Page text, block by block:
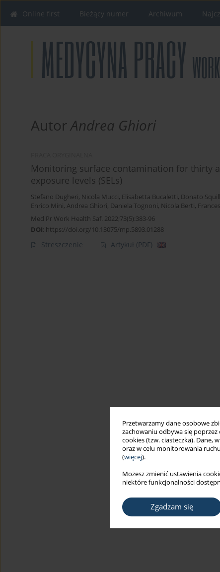
Przetwarzamy dane osobowe
zachowaniu odbywa się
cookies (tzw. ciasteczka). Dane,
oraz w celu monitorowania
(więcej).
Możesz zmienić ustawienia
niektóre funkcjonalności
Zgadzam się
Online first Bieżący numer Archiwum
AutorAndrea Ghiori
Monitoring surface contamination for thirty
exposure levels (SELs)
Stefano Dugheri, Nicola Mucci, Elisabetta Bucaletti, Donato
Enrico Mini, Andrea Ghiori, Daniela Tognoni, Nicola Berti,
Med Pr Work Health Saf. 2022;73(5):383-96
DOI: https://doi.org/10.13075/mp.5893.01288
Streszczenie Artykuł (PDF)